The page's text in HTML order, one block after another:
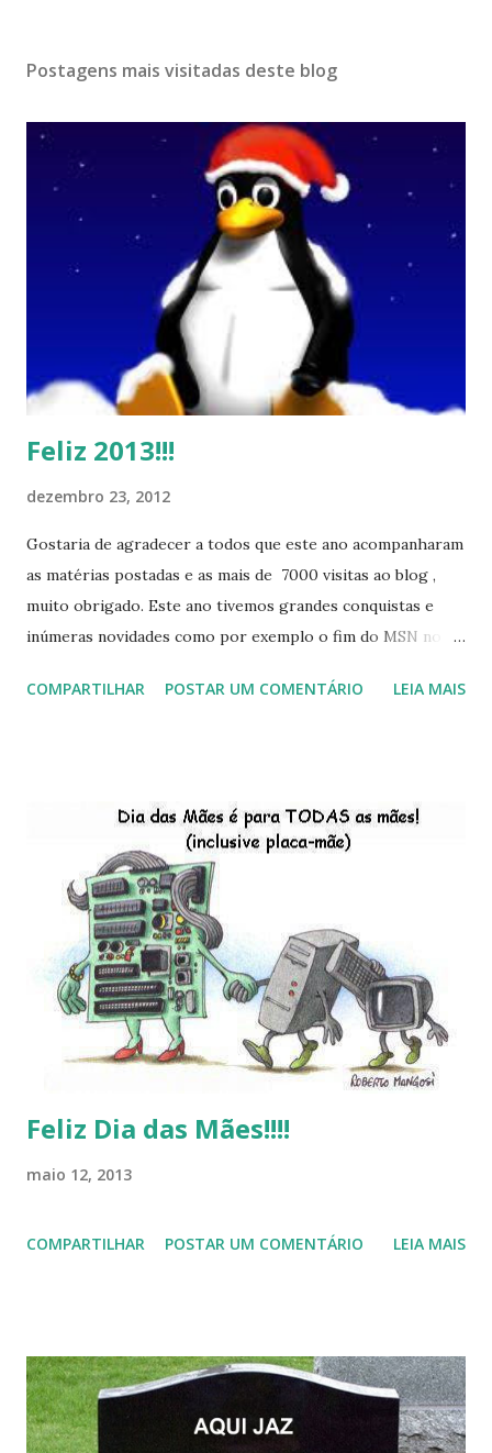
Postagens mais visitadas deste blog
Feliz 2013!!!
dezembro 23, 2012
Gostaria de agradecer a todos que este ano acompanharam
as matérias postadas e as mais de 7000 visitas ao blog ,
muito obrigado. Este ano tivemos grandes conquistas e
inúmeras novidades como por exemplo o fim do MSN no
do Kaiana que será lançada em 2013, distro nacional , a
do LibreOffice , o IX Latinoware, a Microsoft boicotando o
Linux (como sempre), o lançamento do Windows 8 e a sua
baixa taxa de adesão pelos usuários, entre out ros. Gostaria
de desejar a todos Boas Festas e que em 2013 possamos
estar juntos novamente. Feliz Natal!!!! F eli z 2013 a todos!!!
COMPARTILHAR POSTAR UM COMENTÁRIO LEIA MAIS
Feliz Dia das Mães!!!!
maio 12, 2013
COMPARTILHAR POSTAR UM COMENTÁRIO LEIA MAIS